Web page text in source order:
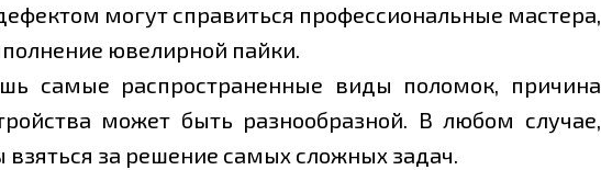
могут справиться профессиональные мастера,
ювелирной пайки.
самые распространенные виды поломок, причина
может быть разнообразной. В любом случае,
за решение самых сложных задач.